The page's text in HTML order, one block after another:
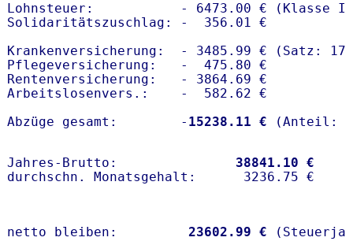
Lohnsteuer:           - 6473.00 € (Klasse I)
Solidaritätszuschlag: -  356.01 €
Krankenversicherung:  - 3485.99 € (Satz:
Pflegeversicherung:   -  475.80 €
Rentenversicherung:   - 3864.69 €
Arbeitslosenvers.:    -  582.62 €
Abzüge gesamt:        - 15238.11 €
Jahres-Brutto: 38841.10 €
netto bleiben: 23602.99 €